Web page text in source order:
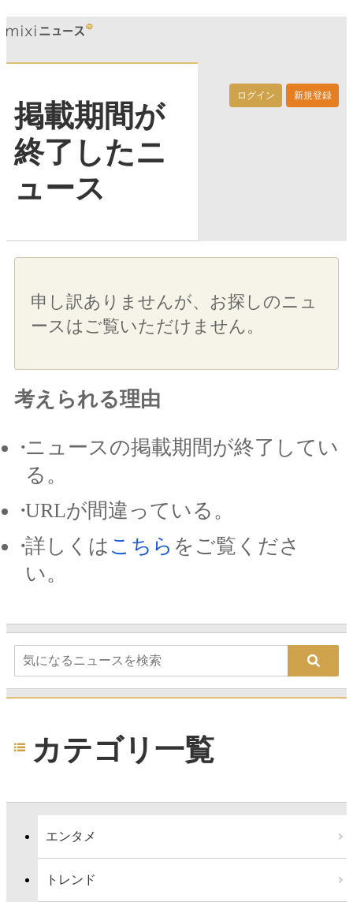
ログイン 新規登録
掲載期間が
終了したニ
ュース
申し訳ありませんが、お探しのニュ
ースはご覧いただけません。
考えられる理由
ニュースの掲載期間が終了してい
る。
URLが間違っている。
詳しくは こちら をご覧くださ
い。
カテゴリ一覧
エンタメ
トレンド